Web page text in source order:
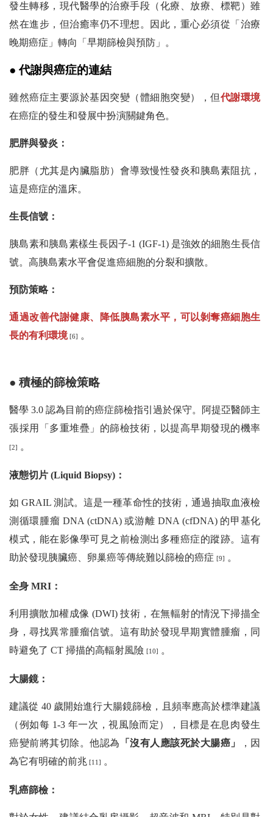
發生轉移，現代醫學的治療手段（化療、放療、標靶）雖
然在進步，但治癒率仍不理想。因此，重心必須從「治療
晚期癌症」轉向「早期篩檢與預防」。
● 代謝與癌症的連結
雖然癌症主要源於基因突變（體細胞突變），但代謝環境
在癌症的發生和發展中扮演關鍵角色。
肥胖與發炎：
肥胖（尤其是內臟脂肪）會導致慢性發炎和胰島素阻抗，
這是癌症的溫床。
生長信號：
胰島素和胰島素樣生長因子-1 (IGF-1) 是強效的細胞生長信
號。高胰島素水平會促進癌細胞的分裂和擴散。
預防策略：
通過改善代謝健康、降低胰島素水平，可以剝奪癌細胞生
長的有利環境[6] 。
● 積極的篩檢策略
醫學 3.0 認為目前的癌症篩檢指引過於保守。阿提亞醫師主
張採用「多重堆疊」的篩檢技術，以提高早期發現的機率
[2] 。
液態切片 (Liquid Biopsy)：
如 GRAIL 測試。這是一種革命性的技術，通過抽取血液檢
測循環腫瘤 DNA (ctDNA) 或游離 DNA (cfDNA) 的甲基化
模式，能在影像學可見之前檢測出多種癌症的蹤跡。這有
助於發現胰臟癌、卵巢癌等傳統難以篩檢的癌症 [9] 。
全身 MRI：
利用擴散加權成像 (DWI) 技術，在無輻射的情況下掃描全
身，尋找異常腫瘤信號。這有助於發現早期實體腫瘤，同
時避免了 CT 掃描的高輻射風險 [10] 。
大腸鏡：
建議從 40 歲開始進行大腸鏡篩檢，且頻率應高於標準建議
（例如每 1-3 年一次，視風險而定），目標是在息肉發生
癌變前將其切除。他認為 「沒有人應該死於大腸癌」
，因
為它有明確的前兆 [11] 。
乳癌篩檢：